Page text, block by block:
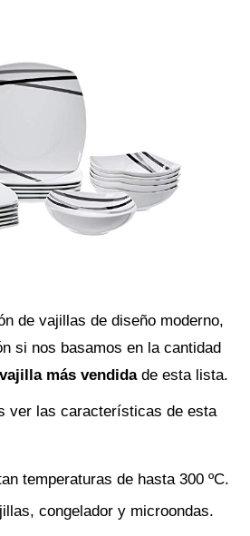
de vajillas de diseño moderno,
si nos basamos en la cantidad
vajilla más vendidade esta lista.
ver las características de esta
temperaturas de hasta 300 ºC.
congelador y microondas.